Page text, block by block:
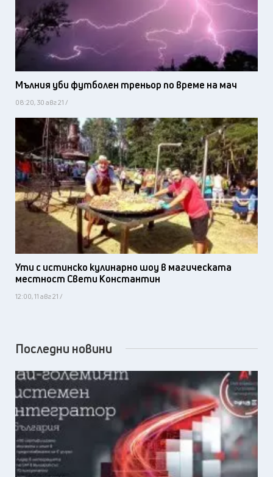
Мълния уби футболен треньор по време на мач
08:20, 30 авг 21 /
Ути с истинско кулинарно шоу в магическата
местност Свети Константин
12:00, 11 авг 21 /
Последни новини